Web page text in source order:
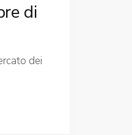
di
dei